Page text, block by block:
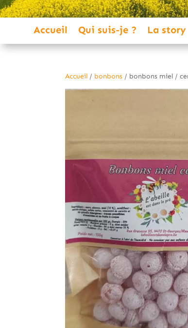
Accueil Qui suis-je ? La story
Accueil / bonbons / bonbons miel /